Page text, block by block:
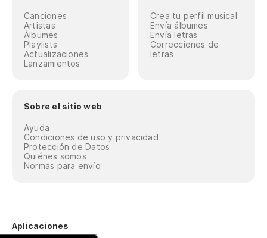
Canciones
Artistas
Álbumes
Playlists
Actualizaciones
Lanzamientos
Crea tu perfil musical
Envía álbumes
Envía letras
Correcciones de
letras
Sobre el sitio web
Ayuda
Condiciones de uso y privacidad
Protección de Datos
Quiénes somos
Normas para envío
Aplicaciones